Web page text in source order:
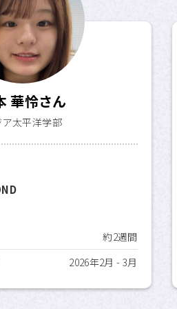
華怜さん
ア太平洋学部
約2週間
2026年2月 - 3月